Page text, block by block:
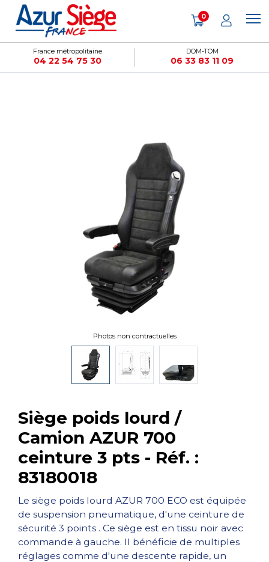
France métropolitaine
04 22 54 75 30
DOM-TOM
06 33 83 11 09
0
Siège poids lourd /
Camion AZUR 700
ceinture 3 pts - Réf. :
83180018
Le siège poids lourd AZUR 700 ECO est équipée
de suspension pneumatique, d'une ceinture de
sécurité 3 points . Ce siège est en tissu noir avec
commande à gauche. Il bénéficie de multiples
réglages comme d'une descente rapide, un
Photos non contractuelles
Panneau de gestion des cookies